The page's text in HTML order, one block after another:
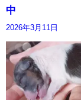
中
2026年3月11日